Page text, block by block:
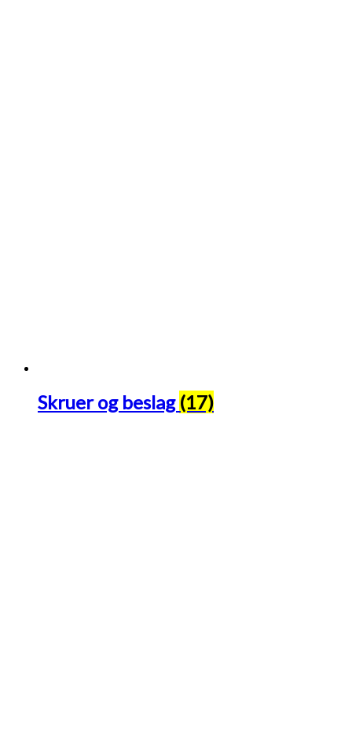
Skruer og beslag (17)